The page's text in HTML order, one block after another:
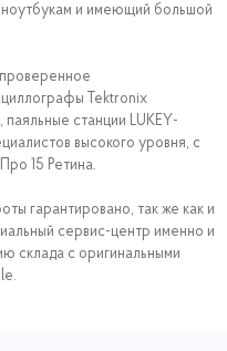
и имеющий большой
Tektronix
станции LUKEY-
высокого уровня, с
15 Ретина.
гарантировано, так же как и
сервис-центр именно и
склада с оригинальными